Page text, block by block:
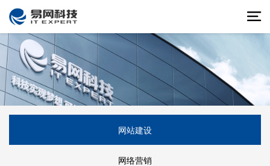
网站建设
网络营销